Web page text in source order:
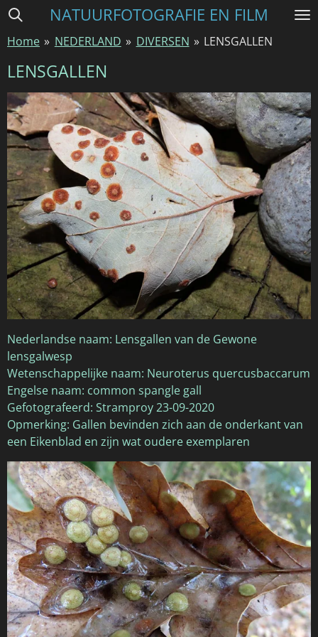
Ga
naar
de
NATUURFOTOGRAFIE EN FILM
Home » NEDERLAND » DIVERSEN » LENSGALLEN
LENSGALLEN
Nederlandse naam: Lensgallen van de Gewone
lensgalwesp
Wetenschappelijke naam: Neuroterus quercusbaccarum
Engelse naam: common spangle gall
Gefotografeerd: Stramproy 23-09-2020
Opmerking: Gallen bevinden zich aan de onderkant van
een Eikenblad en zijn wat oudere exemplaren